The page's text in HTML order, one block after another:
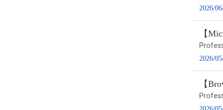
2026/
【
2026/
【